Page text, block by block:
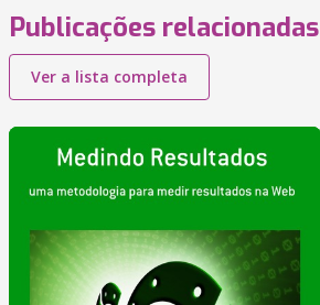
Publicações relacionadas
Ver a lista completa